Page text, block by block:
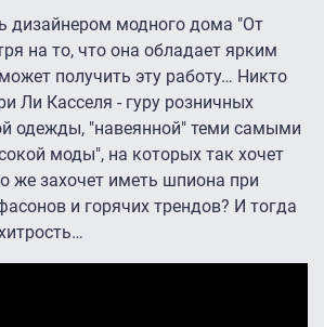
дизайнером модного дома "От
на то, что она обладает ярким
получить эту работу… Никто
Ли Касселя - гуру розничных
одежды, "навеянной" теми самыми
моды", на которых так хочет
же захочет иметь шпиона при
и горячих трендов? И тогда